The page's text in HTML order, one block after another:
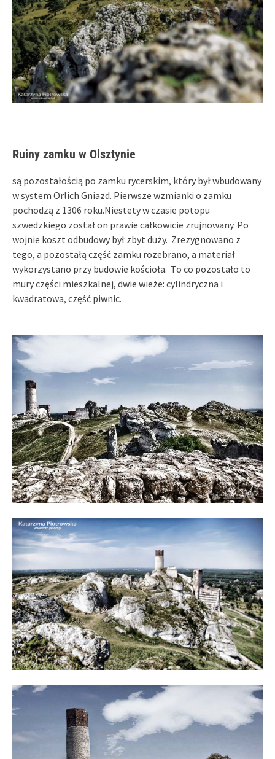
Ruiny zamku w Olsztynie
są pozostałością po zamku rycerskim, który był wbudowany
w system Orlich Gniazd. Pierwsze wzmianki o zamku
pochodzą z 1306 roku.Niestety w czasie potopu
szwedzkiego został on prawie całkowicie zrujnowany. Po
wojnie koszt odbudowy był zbyt duży. Zrezygnowano z
tego, a pozostałą część zamku rozebrano, a materiał
wykorzystano przy budowie kościoła. To co pozostało to
mury części mieszkalnej, dwie wieże: cylindryczna i
kwadratowa, część piwnic.